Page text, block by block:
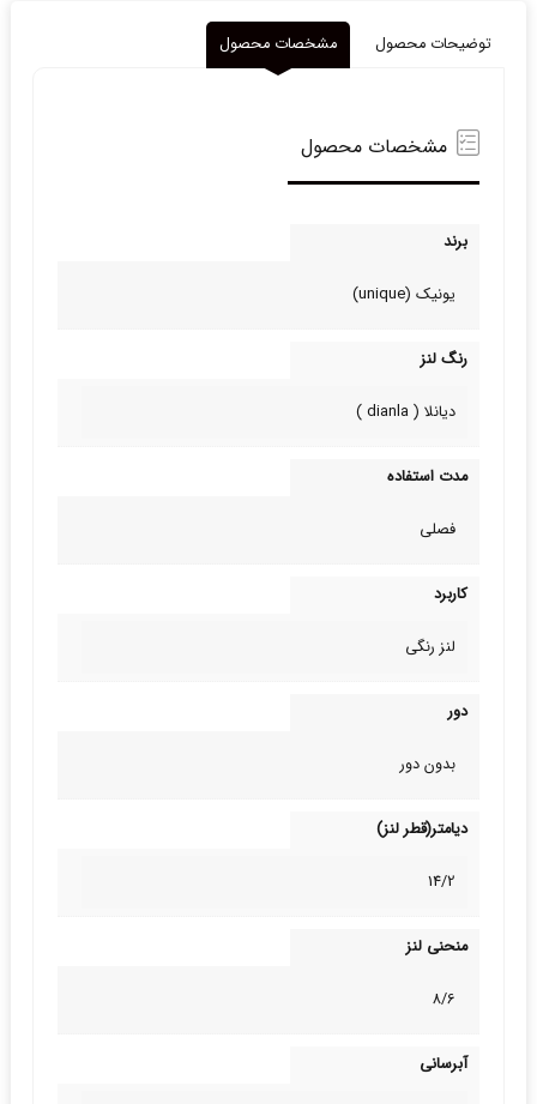
توضیحات محصول مشخصات محصول
مشخصات محصول
برند
یونیک (unique)
رنگ لنز
دیانلا ( dianla )
مدت استفاده
فصلی
کاربرد
لنز رنگی
دور
بدون دور
دیامتر(قطر لنز)
14/2
منحنی لنز
8/6
آبرسانی